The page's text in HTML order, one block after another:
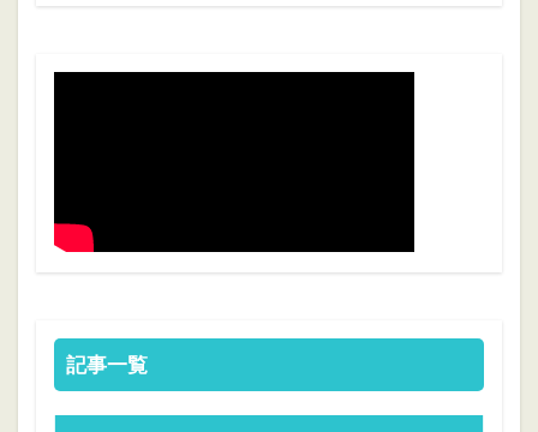
記事一覧